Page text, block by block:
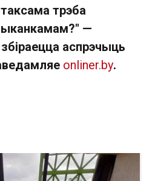
трэба
—
збіраецца аспрэчыць
onliner.by.